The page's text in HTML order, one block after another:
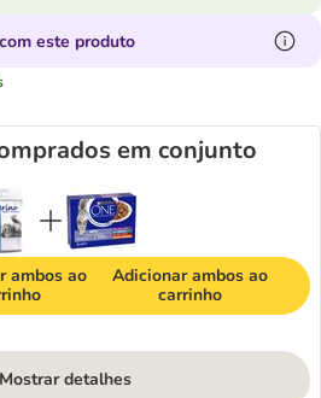
este produto
em conjunto
ambos ao
Adicionar ambos ao
carrinho
Mostrar detalhes